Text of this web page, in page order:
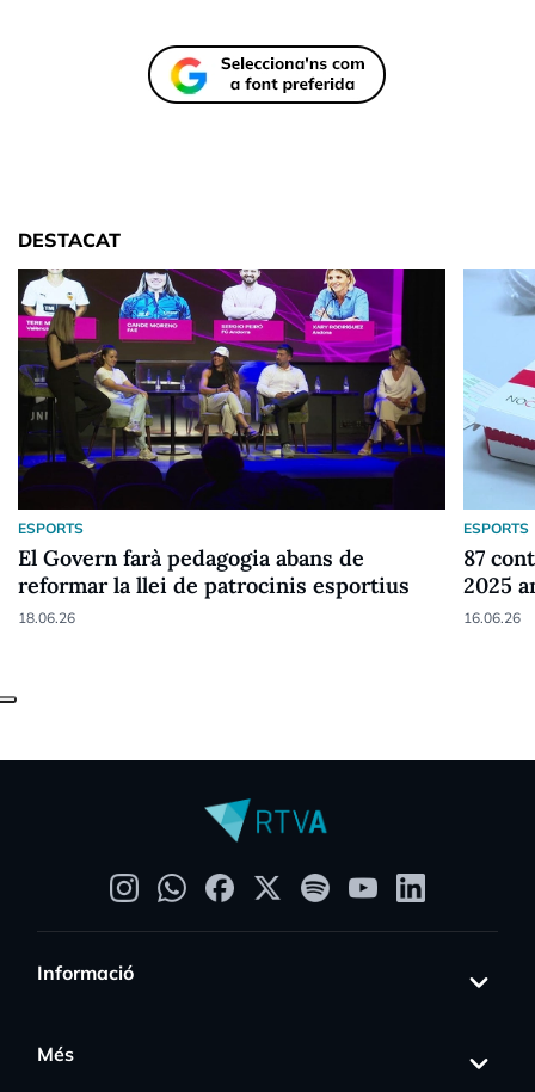
DESTACAT
ESPORTS
El Govern farà pedagogia abans de
reformar la llei de patrocinis esportius
18.06.26
ESPORTS
87
2025
16.06.26
Informació
Més